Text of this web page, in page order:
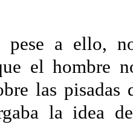
pese a ello,
el hombre
las
la idea